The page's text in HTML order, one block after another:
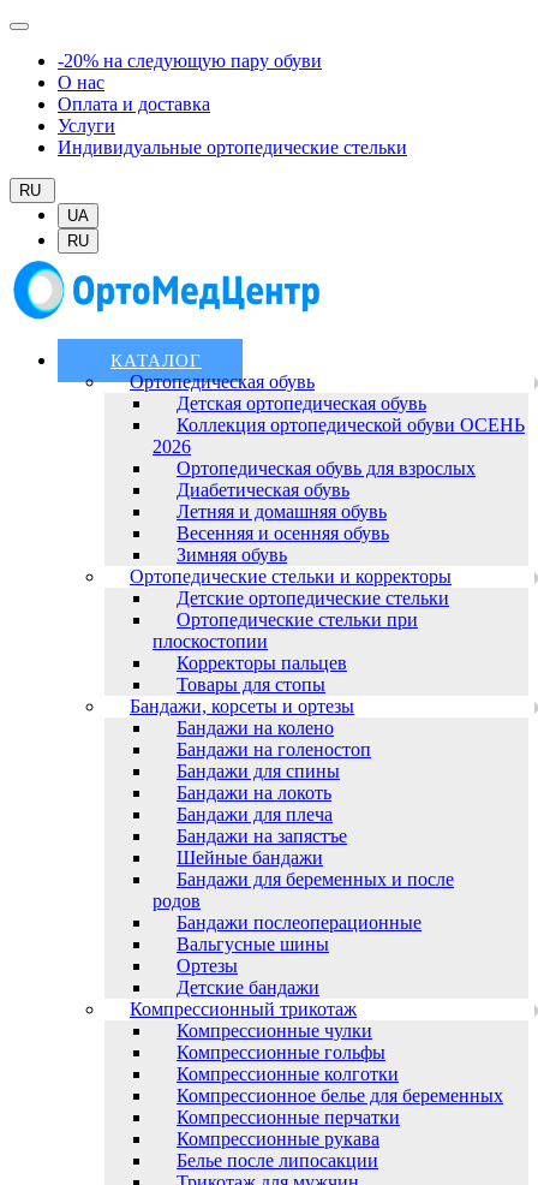
-20% на следующую пару обуви
О нас
Оплата и доставка
Услуги
Индивидуальные ортопедические стельки
RU
UA
RU
КАТАЛОГ
Ортопедическая обувь
Детская ортопедическая обувь
Коллекция ортопедической обуви ОСЕНЬ
2026
Ортопедическая обувь для взрослых
Диабетическая обувь
Летняя и домашняя обувь
Весенняя и осенняя обувь
Зимняя обувь
Ортопедические стельки и корректоры
Детские ортопедические стельки
Ортопедические стельки при
плоскостопии
Корректоры пальцев
Товары для стопы
Бандажи, корсеты и ортезы
Бандажи на колено
Бандажи на голеностоп
Бандажи для спины
Бандажи на локоть
Бандажи для плеча
Бандажи на запястъе
Шейные бандажи
Бандажи для беременных и после
родов
Бандажи послеоперационные
Вальгусные шины
Ортезы
Детские бандажи
Компрессионный трикотаж
Компрессионные чулки
Компрессионные гольфы
Компрессионные колготки
Компрессионное белье для беременных
Компрессионные перчатки
Компрессионные рукава
Белье после липосакции